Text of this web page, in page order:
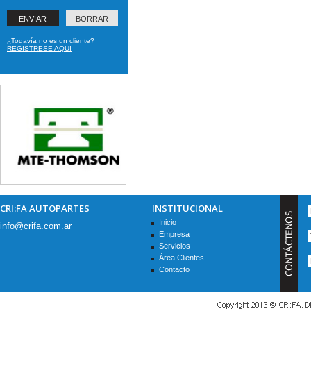
¿Todavía no es un cliente?
REGISTRESE AQUI
CRI:FA AUTOPARTES
info@crifa.com.ar
INSTITUCIONAL
Inicio
Empresa
Servicios
Área Clientes
Contacto